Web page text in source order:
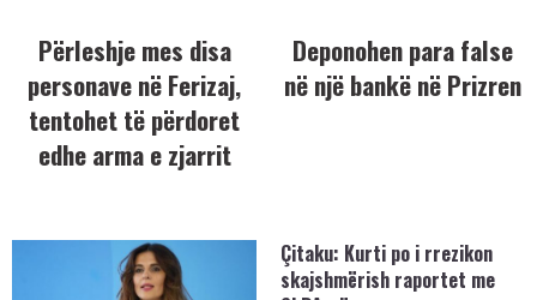
Përleshje mes disa
personave në Ferizaj,
tentohet të përdoret
edhe arma e zjarrit
Deponohen para false
në një bankë në Prizren
Çitaku: Kurti po i rrezikon
skajshmërish raportet me